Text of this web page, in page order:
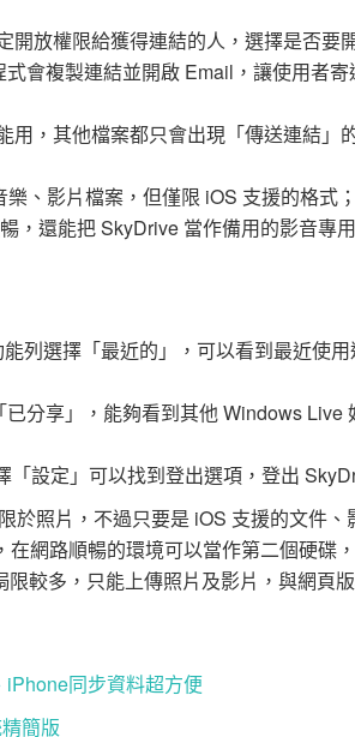
開放權限給獲得連結的人，選擇是否要
會複製連結並開啟 Email，讓使用者寄
，其他檔案都只會出現「傳送連結」
、影片檔案，但僅限 iOS 支援的格式
，還能把 SkyDrive 當作備用的影音專
列選擇「最近的」，可以看到最近使用
分享」，能夠看到其他 Windows Live
「設定」可以找到登出選項，登出
於照片，不過只要是 iOS 支援的文件
在網路順暢的環境可以當作第二個硬碟
較多，只能上傳照片及影片，與網頁
同步資料超方便
簡版